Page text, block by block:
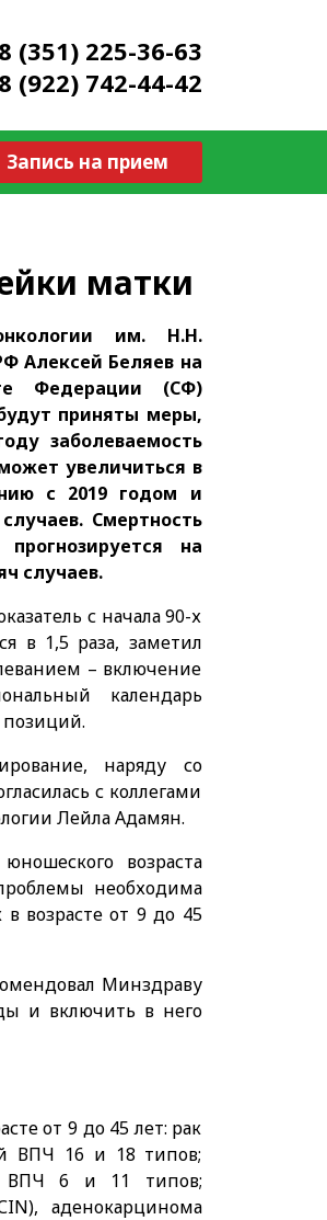
8 (351) 225-36-63
8 (922) 742-44-42
Запись на прием
матки
им. Н.Н.
Алексей Беляев на
Федерации (СФ)
приняты меры,
заболеваемость
увеличиться в
с 2019 годом и
Смертность
на
случаев.
с начала 90-х
в 1,5 раза, заметил
– включение
календарь
наряду со
с коллегами
Лейла Адамян.
возраста
необходима
возрасте от 9 до 45
Минздраву
и включить в него
от 9 до 45 лет: рак
ВПЧ 16 и 18 типов;
ВПЧ 6 и 11 типов;
аденокарцинома